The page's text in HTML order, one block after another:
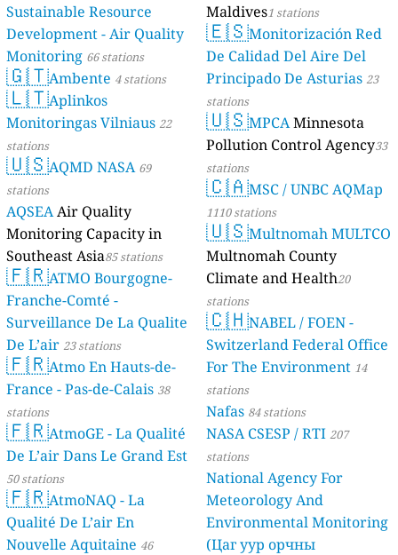
Sustainable Resource
Development - Air Quality
Monitoring 66 stations
🇬🇹Ambente 4 stations
🇱🇹Aplinkos
Monitoringas Vilniaus 22
stations
🇺🇸AQMD NASA 69
stations
AQSEAAir Quality
Monitoring Capacity in
Southeast Asia85 stations
🇫🇷ATMO Bourgogne-
Franche-Comté -
Surveillance De La Qualite
De L’air 23 stations
🇫🇷Atmo En Hauts-de-
France - Pas-de-Calais 38
stations
🇫🇷AtmoGE - La Qualité
De L’air Dans Le Grand Est
50 stations
🇫🇷AtmoNAQ - La
Qualité De L’air En
Nouvelle Aquitaine 46
Maldives1 stations
🇪🇸Monitorización Red
De Calidad Del Aire Del
Principado De Asturias 23
stations
🇺🇸MPCAMinnesota
Pollution Control Agency33
stations
🇨🇦MSC / UNBC AQMap
1110 stations
🇺🇸Multnomah MULTCO
Multnomah County
Climate and Health20
stations
🇨🇭NABEL / FOEN -
Switzerland Federal Office
For The Environment 14
stations
Nafas 84 stations
NASA CSESP / RTI 207
stations
National Agency For
Meteorology And
Environmental Monitoring
(Цаг уур орчны